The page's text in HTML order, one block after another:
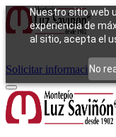
Nuestro sitio web
experiencia de
al sitio, acepta el
No
Cómo funcionaTipos de
Solicitar información